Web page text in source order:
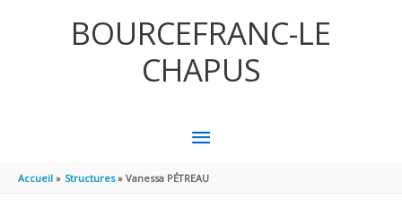
BOURCEFRANC-LE
CHAPUS
MENU
PRINCIPAL
Accueil Structures Vanessa PÉTREAU